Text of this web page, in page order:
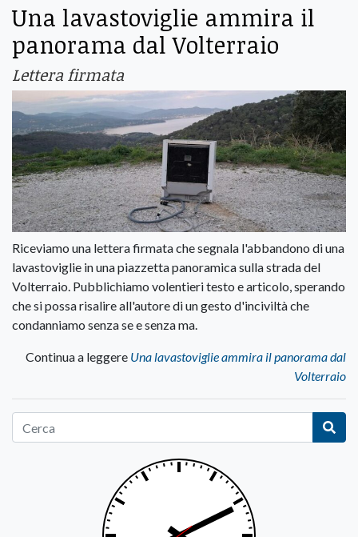
Una lavastoviglie ammira il
panorama dal Volterraio
Lettera firmata
Riceviamo una lettera firmata che segnala l'abbandono di una
lavastoviglie in una piazzetta panoramica sulla strada del
Volterraio. Pubblichiamo volentieri testo e articolo, sperando
che si possa risalire all'autore di un gesto d'inciviltà che
condanniamo senza se e senza ma.
Continua a leggere Una lavastoviglie ammira il panorama dal
Volterraio